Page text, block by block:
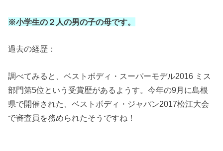
※小学生の２人の男の子の母です。
過去の経歴：
調べてみると、ベストボディ・スーパーモデル2016 ミス
部門第5位という受賞歴があるようす。今年の9月に島根
県で開催された、ベストボディ・ジャパン2017松江大会
で審査員を務められたそうですね！